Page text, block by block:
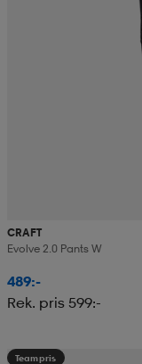
CRAFT
Evolve 2.0 Pants W
489:-
Rek. pris 599:-
Teampris